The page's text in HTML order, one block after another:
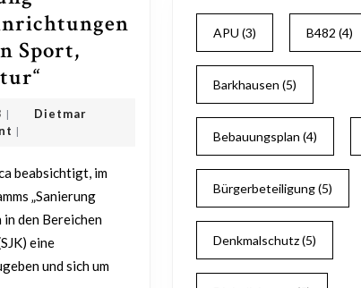
Sport,
Sanierungskonzept
im
dem
Förderprogramm
des
Bundes
16.
September
|
Dietmar
|
„Sanierung
den Bereichen
eine
und sich um
APU (3) B482 (4)
Barkhausen (5)
Bebauungsplan (4)
Bürgerbeteiligung(5)
Denkmalschutz(5)